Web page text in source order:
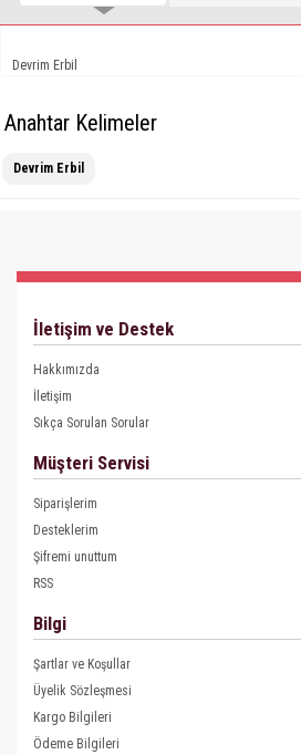
Devrim Erbil
Anahtar Kelimeler
Devrim Erbil
İletişim ve Destek
Hakkımızda
İletişim
Sıkça Sorulan Sorular
Müşteri Servisi
Siparişlerim
Desteklerim
Şifremi unuttum
RSS
Bilgi
Şartlar ve Koşullar
Üyelik Sözleşmesi
Kargo Bilgileri
Ödeme Bilgileri